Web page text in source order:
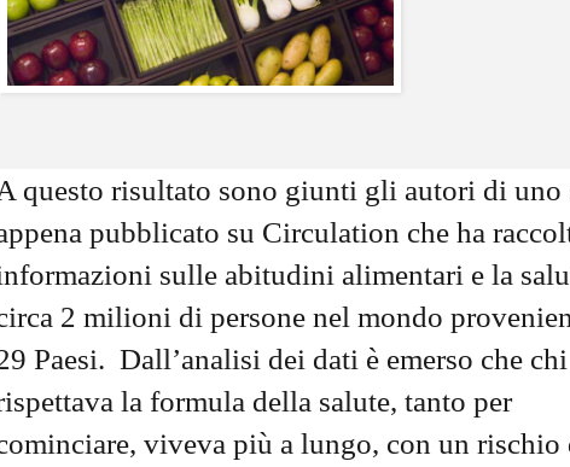
questo risultato sono giunti gli autori di uno
pubblicato su Circulation che ha
sulle abitudini alimentari e la
2 milioni di persone nel mondo
Paesi. Dall’analisi dei dati è emerso che chi
la formula della salute, tanto per
viveva più a lungo, con un rischio